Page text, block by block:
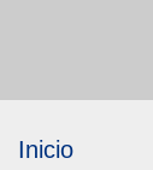
Inicio